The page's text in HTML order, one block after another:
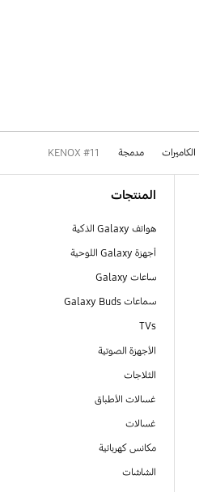
الكاميرات مدمجة KENOX #11
المنتجات
هواتف Galaxy الذكية
أجهزة Galaxy اللوحية
ساعات Galaxy
سماعات Galaxy Buds
TVs
الأجهزة الصوتية
الثلاجات
غسالات الأطباق
غسالات
مكانس كهربائية
الشاشات